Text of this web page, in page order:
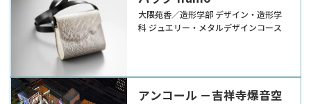
大隈苑香／造形学部 デザイン・造形学
科 ジュエリー・メタルデザインコース
アンコール －吉祥寺爆音空